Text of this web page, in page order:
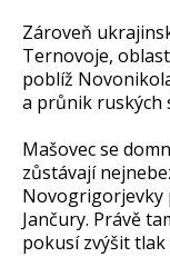
Zároveň
Ternovoje,
poblíž
a průnik ruských
Mašovec se
zůstávají
Novogrigorjevky
Jančury. Právě
pokusí zvýšit tlak